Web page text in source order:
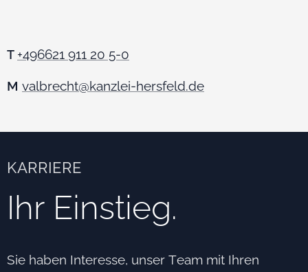
T +496621 911 20 5-0
M valbrecht@kanzlei-hersfeld.de
KARRIERE
Ihr Einstieg.
Sie haben Interesse, unser Team mit Ihren